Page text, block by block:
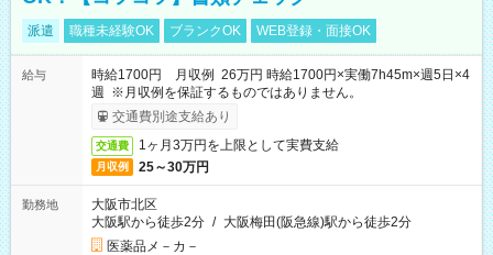
派遣 職種未経験OK ブランクOK WEB登録・面接OK
給与
時給1700円 月収例 26万円 時給1700円×実働7h45m×週5日×4
週 ※月収例を保証するものではありません。
交通費別途支給あり
交通費 1ヶ月3万円を上限として実費支給
月収例 25～30万円
勤務地
大阪市北区
大阪駅から徒歩2分 / 大阪梅田(阪急線)駅から徒歩2分
医薬品メ－カ－